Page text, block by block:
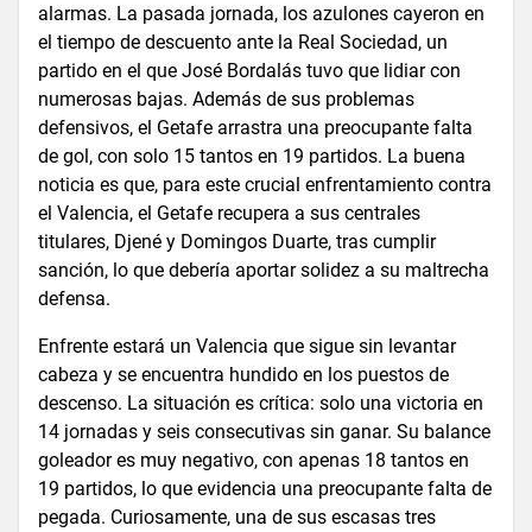
alarmas. La pasada jornada, los azulones cayeron en
el tiempo de descuento ante la Real Sociedad, un
partido en el que José Bordalás tuvo que lidiar con
numerosas bajas. Además de sus problemas
defensivos, el Getafe arrastra una preocupante falta
de gol, con solo 15 tantos en 19 partidos. La buena
noticia es que, para este crucial enfrentamiento contra
el Valencia, el Getafe recupera a sus centrales
titulares, Djené y Domingos Duarte, tras cumplir
sanción, lo que debería aportar solidez a su maltrecha
defensa.
Enfrente estará un Valencia que sigue sin levantar
cabeza y se encuentra hundido en los puestos de
descenso. La situación es crítica: solo una victoria en
14 jornadas y seis consecutivas sin ganar. Su balance
goleador es muy negativo, con apenas 18 tantos en
19 partidos, lo que evidencia una preocupante falta de
pegada. Curiosamente, una de sus escasas tres